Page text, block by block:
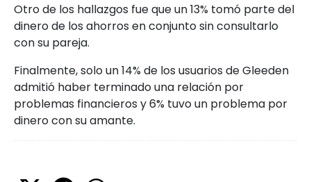
Otro de los hallazgos fue que un 13% tomó parte del
dinero de los ahorros en conjunto sin consultarlo
con su pareja.
Finalmente, solo un 14% de los usuarios de Gleeden
admitió haber terminado una relación por
problemas financieros y 6% tuvo un problema por
dinero con su amante.